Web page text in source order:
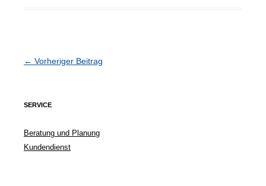
Beitragsnavigation
← Vorheriger Beitrag
SERVICE
Beratung und Planung
Kundendienst